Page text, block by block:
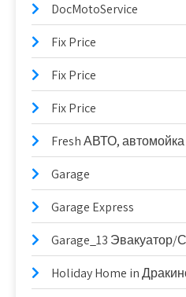
DocMotoService
Fix Price
Fix Price
Fix Price
Fresh АВТО, автомойка
Garage
Garage Express
Garage_13
Holiday Home in